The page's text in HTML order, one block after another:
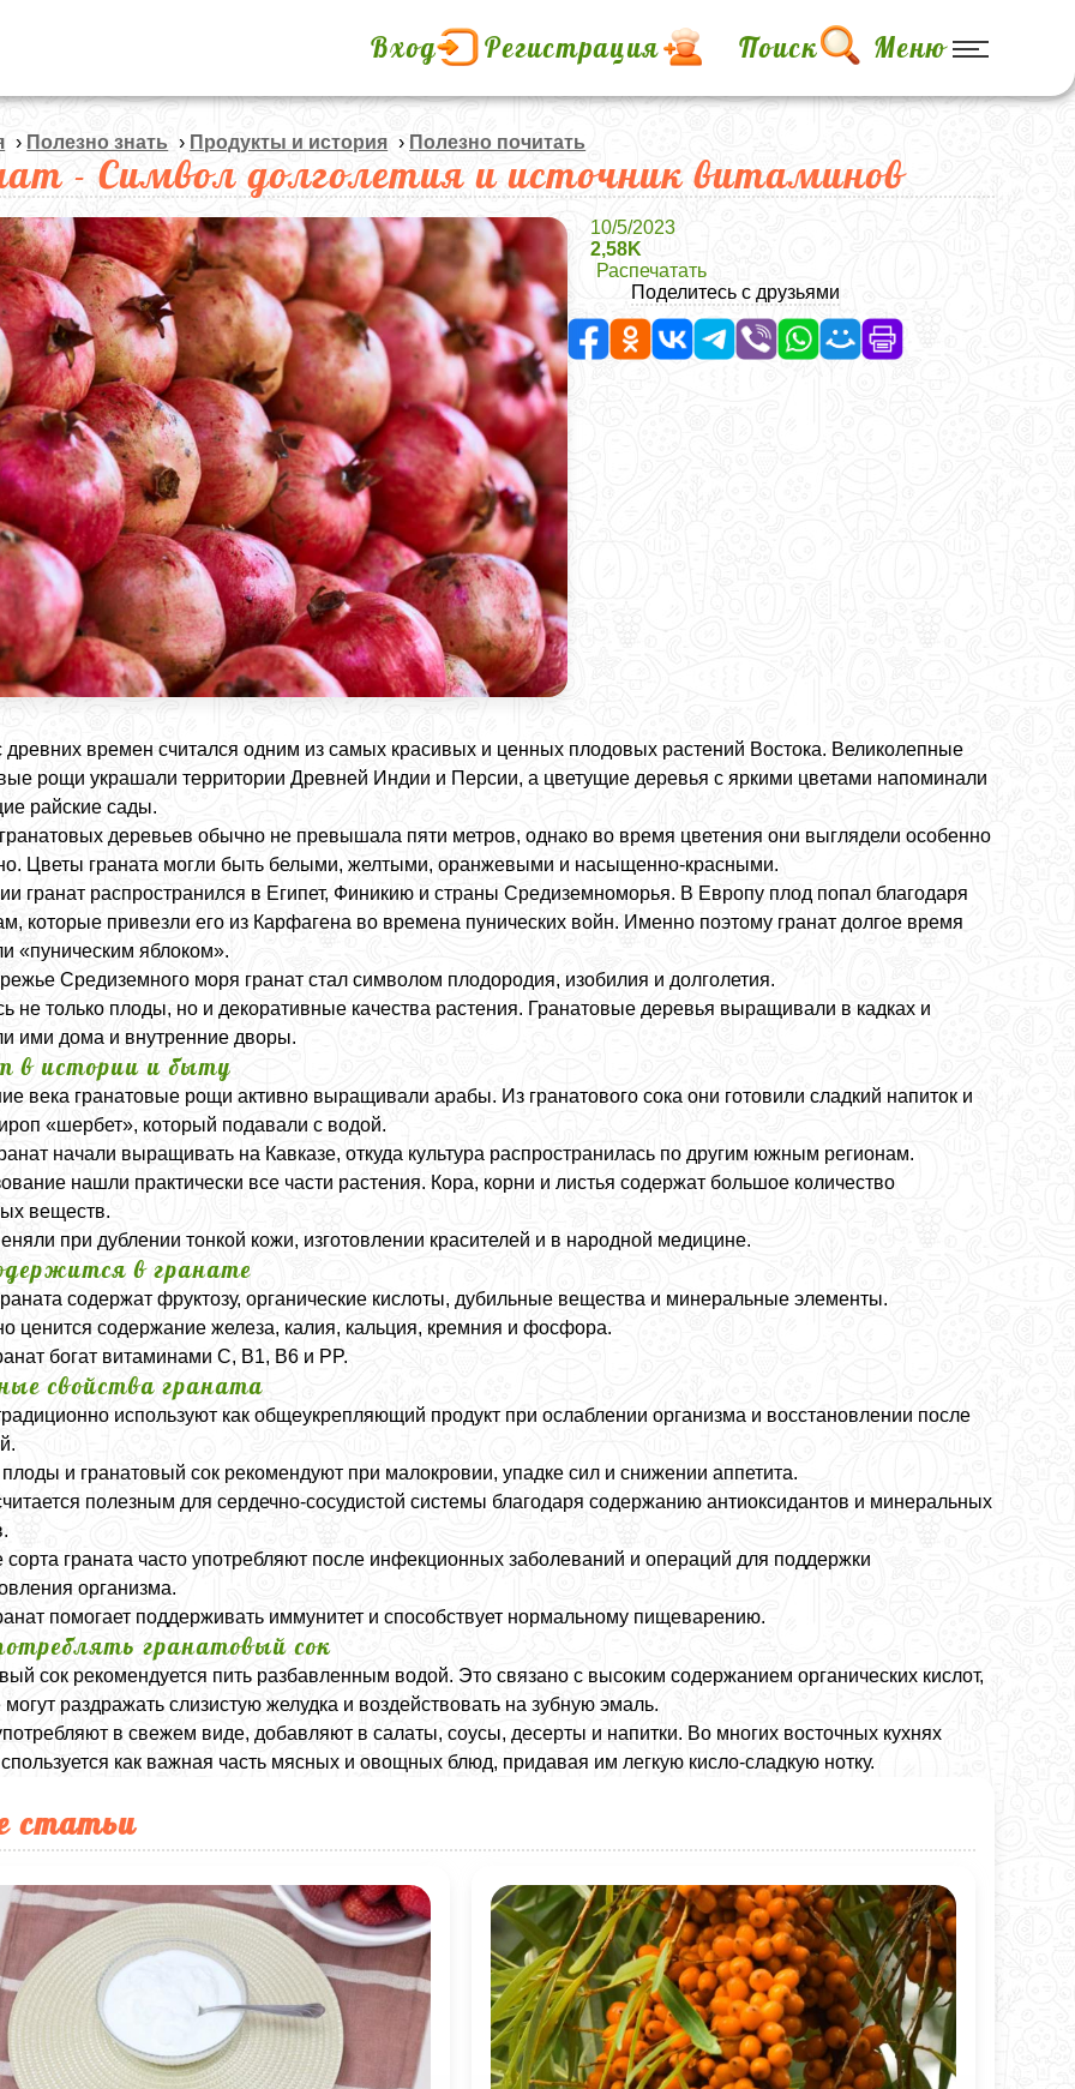
Вход Регистрация Поиск Меню
› Полезно знать › Продукты и история › Полезно почитать
- Символ долголетия и источник витаминов
10/5/2023
2,58K
Распечатать
Поделитесь с друзьями
древних времен считался одним из самых красивых и ценных плодовых растений Востока. Великолепные
рощи украшали территории Древней Индии и Персии, а цветущие деревья с яркими цветами напоминали
райские сады.
деревьев обычно не превышала пяти метров, однако во время цветения они выглядели особенно
Цветы граната могли быть белыми, желтыми, оранжевыми и насыщенно-красными.
гранат распространился в Египет, Финикию и страны Средиземноморья. В Европу плод попал благодаря
которые привезли его из Карфагена во времена пунических войн. Именно поэтому гранат долгое время
«пуническим яблоком».
Средиземного моря гранат стал символом плодородия, изобилия и долголетия.
не только плоды, но и декоративные качества растения. Гранатовые деревья выращивали в кадках и
ими дома и внутренние дворы.
в истории и быту
века гранатовые рощи активно выращивали арабы. Из гранатового сока они готовили сладкий напиток и
«шербет», который подавали с водой.
начали выращивать на Кавказе, откуда культура распространилась по другим южным регионам.
нашли практически все части растения. Кора, корни и листья содержат большое количество
веществ.
при дублении тонкой кожи, изготовлении красителей и в народной медицине.
в гранате
содержат фруктозу, органические кислоты, дубильные вещества и минеральные элементы.
ценится содержание железа, калия, кальция, кремния и фосфора.
богат витаминами C, B1, B6 и PP.
свойства граната
используют как общеукрепляющий продукт при ослаблении организма и восстановлении после
и гранатовый сок рекомендуют при малокровии, упадке сил и снижении аппетита.
полезным для сердечно-сосудистой системы благодаря содержанию антиоксидантов и минеральных
сорта граната часто употребляют после инфекционных заболеваний и операций для поддержки
организма.
помогает поддерживать иммунитет и способствует нормальному пищеварению.
гранатовый сок
сок рекомендуется пить разбавленным водой. Это связано с высоким содержанием органических кислот,
раздражать слизистую желудка и воздействовать на зубную эмаль.
в свежем виде, добавляют в салаты, соусы, десерты и напитки. Во многих восточных кухнях
как важная часть мясных и овощных блюд, придавая им легкую кисло-сладкую нотку.
статьи